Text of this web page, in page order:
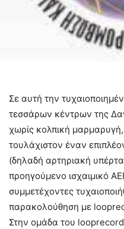
Σε αυτή την
τεσσάρων κέντρων της
χωρίς κολπική
τουλάχιστον έναν
(δηλαδή αρτηριακή
προηγούμενο ισχαιμικό
συμμετέχοντες
παρακολούθηση με
Στην ομάδα του